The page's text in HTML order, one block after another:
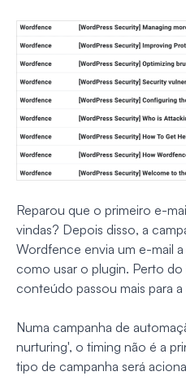
Reparou que o primeiro e-
vindas? Depois disso, a
Wordfence envia um e-mail a
como usar o plugin. Perto
conteúdo passou mais para a
Numa campanha de
nurturing', o timing não é a
tipo de campanha será